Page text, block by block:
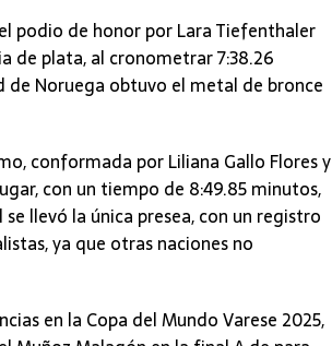
podio de honor por Lara Tiefenthaler
de plata, al cronometrar 7:38.26
de Noruega obtuvo el metal de bronce
conformada por Liliana Gallo Flores y
con un tiempo de 8:49.85 minutos,
llevó la única presea, con un registro
ya que otras naciones no
en la Copa del Mundo Varese 2025,